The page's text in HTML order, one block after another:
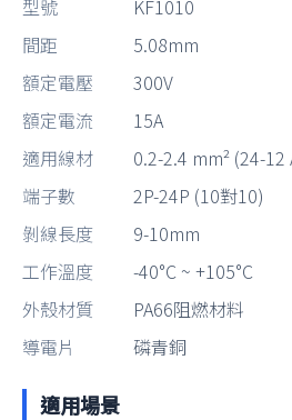
型號
KF1010
間距
5.08mm
額定電壓
300V
額定電流
15A
適用線材
0.2-2.4 mm² (24-12
端子數
2P-24P (10對10)
剝線長度
9-10mm
工作溫度
-40°C ~ +105°C
外殼材質
PA66阻燃材料
導電片
磷青銅
適用場景